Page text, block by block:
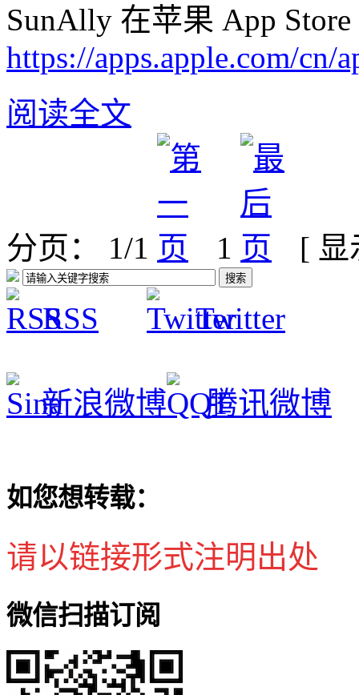
SunAlly 在苹果 App
https://apps.apple.com/cn/
阅读全文
分页： 1/1 1 [
RSS Twitter
新浪微博 腾讯微博
如您想转载：
请以链接形式注明出处
微信扫描订阅